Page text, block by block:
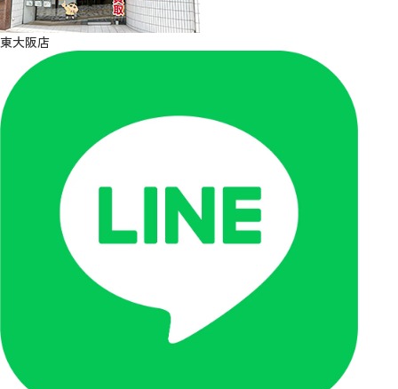
東大阪店